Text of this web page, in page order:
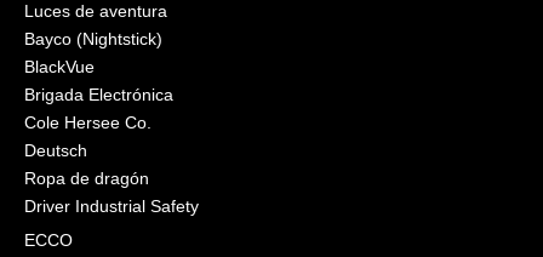
Luces de aventura
Bayco (Nightstick)
BlackVue
Brigada Electrónica
Cole Hersee Co.
Deutsch
Ropa de dragón
Driver Industrial Safety
ECCO